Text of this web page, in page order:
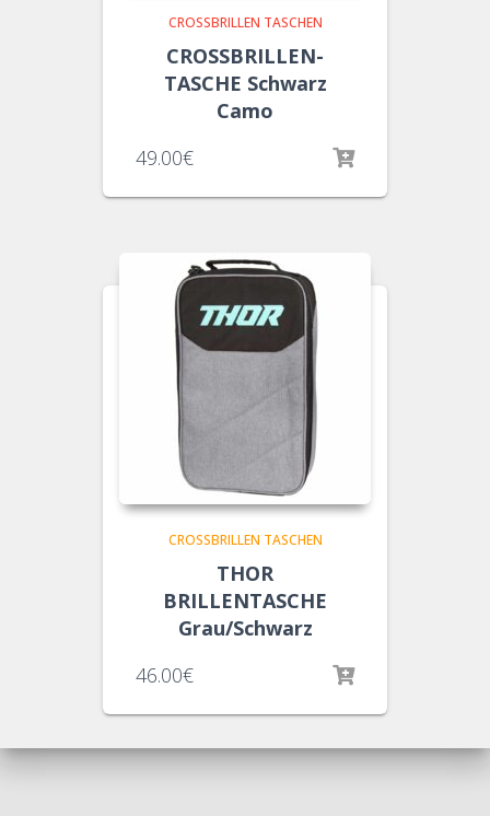
CROSSBRILLEN TASCHEN
CROSSBRILLEN-
TASCHE Schwarz
Camo
49.00€
CROSSBRILLEN TASCHEN
THOR
BRILLENTASCHE
Grau/Schwarz
46.00€